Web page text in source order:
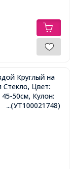
Круглый на
Цвет:
50см, Кулон:
...(УТ100021748)